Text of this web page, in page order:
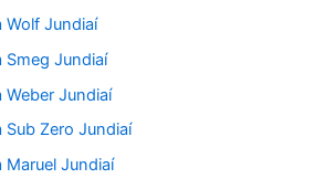
Wolf Jundiaí
Smeg Jundiaí
Weber Jundiaí
Sub Zero Jundiaí
Maruel Jundiaí